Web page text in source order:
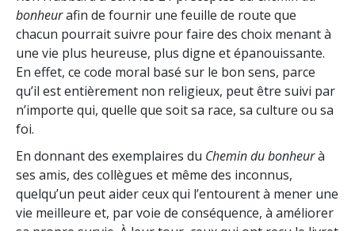
bonheurafin de fournir une feuille de route que
chacun pourrait suivre pour faire des choix menant à
une vie plus heureuse, plus digne et épanouissante.
En effet, ce code moral basé sur le bon sens, parce
qu’il est entièrement non religieux, peut être suivi par
n’importe qui, quelle que soit sa race, sa culture ou sa
foi.
En donnant des exemplaires du Chemin du bonheurà
ses amis, des collègues et même des inconnus,
quelqu’un peut aider ceux qui l’entourent à mener une
vie meilleure et, par voie de conséquence, à améliorer